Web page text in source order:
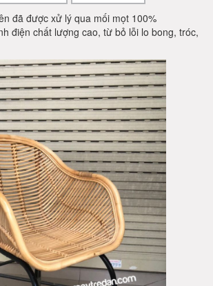
đã được xử lý qua mối mọt 100%
điện chất lượng cao, từ bỏ lỗi lo bong, tróc,